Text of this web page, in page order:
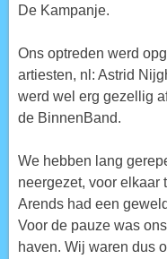
De Kampanje.
Ons optreden werd
artiesten, nl: Astrid
werd wel erg gezellig
de BinnenBand.
We hebben lang
neergezet, voor elkaar
Arends had een
Voor de pauze was
haven. Wij waren dus